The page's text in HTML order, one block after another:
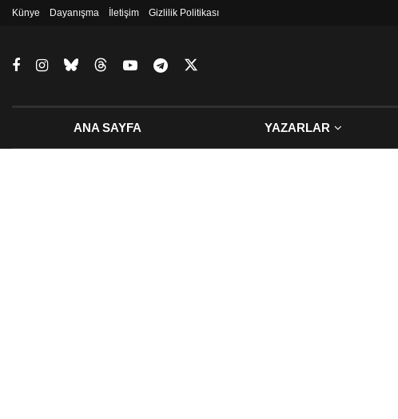
Künye Dayanışma İletişim Gizlilik Politikası
ANA SAYFA YAZARLAR